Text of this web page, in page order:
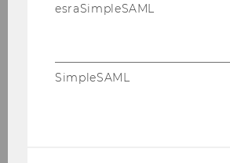
esraSimpleSAML
SimpleSAML